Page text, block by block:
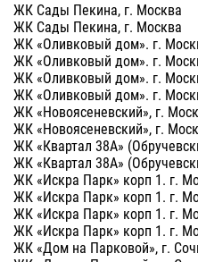
ЖК Сады Пекина, г. Москва
ЖК Сады Пекина, г. Москва
ЖК «Оливковый дом». г.
ЖК «Оливковый дом». г.
ЖК «Оливковый дом». г.
ЖК «Оливковый дом». г.
ЖК «Новоясеневский», г.
ЖК «Новоясеневский», г.
ЖК «Квартал 38А»
ЖК «Квартал 38А»
ЖК «Искра Парк» корп 1. г.
ЖК «Искра Парк» корп 1. г.
ЖК «Искра Парк» корп 1. г.
ЖК «Искра Парк» корп 1. г.
ЖК «Дом на Парковой», г.